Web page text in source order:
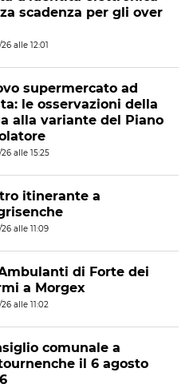
scadenza per gli over
alle 12:01
supermercato ad
le osservazioni della
alla variante del Piano
alle 15:25
itinerante a
alle 11:09
di Forte dei
a Morgex
alle 11:02
comunale a
il 6 agosto